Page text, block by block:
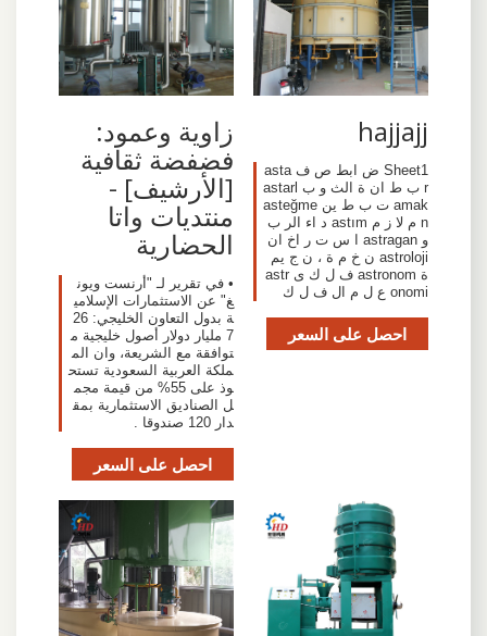
hajjajj
Sheet1 ض ابط ص ف asta
r ب ط ان ة الث و ب astarl
amak ت ب ط ين asteğme
n م لا ز م astım د اء الر ب
و astragan ا س ت ر اخ ان
astroloji ن خ م ة ، ن ج يم
ة astronom ف ل ك ى astr
onomi ع ل م ال ف ل ك
احصل على السعر
زاوية وعمود:
فضفضة ثقافية
[الأرشيف] -
منتديات واتا
الحضارية
• في تقرير لـ "أرنست ويون
غ" عن الاستثمارات الإسلامي
ة بدول التعاون الخليجي: 26
7 مليار دولار أصول خليجية م
توافقة مع الشريعة، وان الم
ملكة العربية السعودية تستح
وذ على 55% من قيمة مجم
ل الصناديق الاستثمارية بمق
دار 120 صندوقا .
احصل على السعر